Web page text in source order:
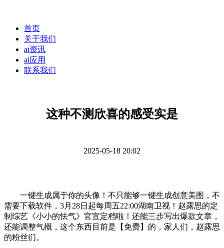
首页
关于我们
ai资讯
ai应用
联系我们
这种不测欣喜的感受实是
2025-05-18 20:02
一键生成属于你的头像！不只能够一键生成创意美图，不
需要下载软件，3月28日起每周五22:00湖南卫视！赵露思的定
制综艺《小小的怯气》官宣定档啦！还能三步写出爆款文章，
还能调整气概，这个东西目前是【免费】的，家人们，赵露思
的粉丝们。